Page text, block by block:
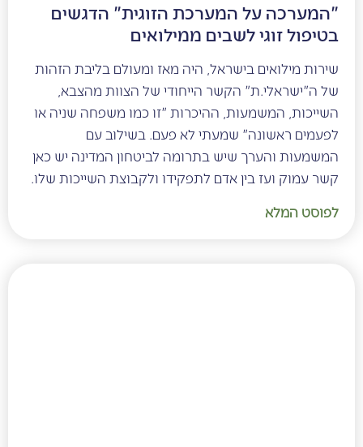
"המערכה על המערכת הזוגית" הדגשים
בטיפול זוגי לשבים ממילואים
שירות מילואים בישראל, היה מאז ומעולם בליבת הזהות
של ה"ישראלי.ת" הקשר הייחודי של הצוות מהצבא,
השייכות, המשמעות, ההיכרות "זו כמו משפחה שניה או
לפעמים ראשונה" שמעתי לא פעם. בשילוב עם
המשמעות והערך שיש בתרומה לביטחון המדינה יש כאן
קשר עמוק ועז בין אדם לתפקידו ולקבוצת השייכות שלו.
לפוסט המלא